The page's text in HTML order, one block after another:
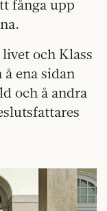
fånga upp
och Klass
ena sidan
och å andra